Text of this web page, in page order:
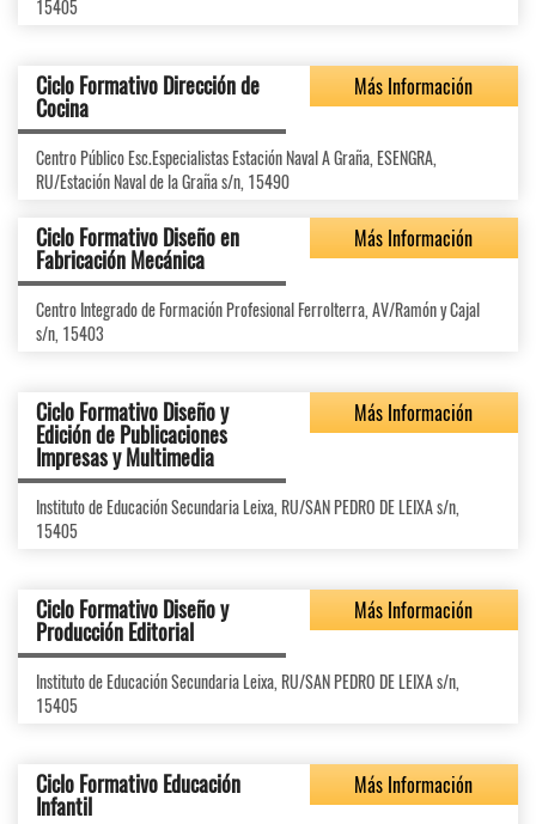
15405
Ciclo Formativo Dirección de
Cocina
Más Información
Centro Público Esc.Especialistas Estación Naval A Graña, ESENGRA,
RU/Estación Naval de la Graña s/n, 15490
Ciclo Formativo Diseño en
Fabricación Mecánica
Más Información
Centro Integrado de Formación Profesional Ferrolterra, AV/Ramón y Cajal
s/n, 15403
Ciclo Formativo Diseño y
Edición de Publicaciones
Impresas y Multimedia
Más Información
Instituto de Educación Secundaria Leixa, RU/SAN PEDRO DE LEIXA s/n,
15405
Ciclo Formativo Diseño y
Producción Editorial
Más Información
Instituto de Educación Secundaria Leixa, RU/SAN PEDRO DE LEIXA s/n,
15405
Ciclo Formativo Educación
Infantil
Más Información